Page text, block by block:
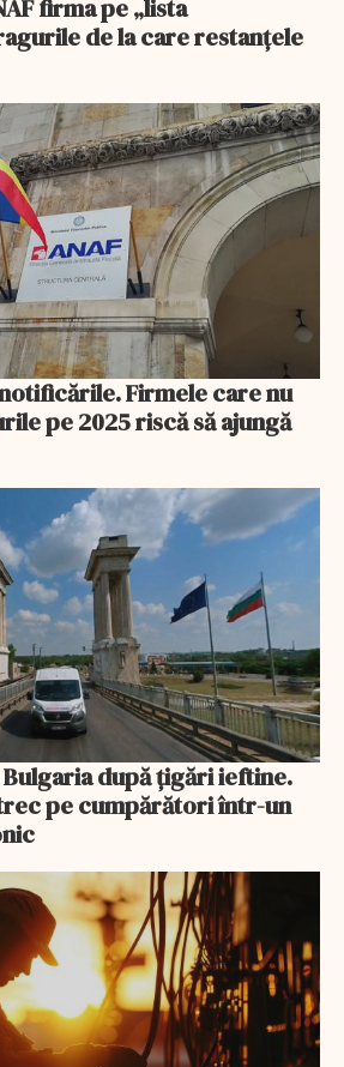
firma pe „lista
de la care restanțele
Firmele care nu
pe 2025 riscă să ajungă
după țigări ieftine.
trec pe cumpărători într-un